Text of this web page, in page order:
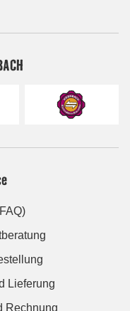
Lieferung
Rechnung